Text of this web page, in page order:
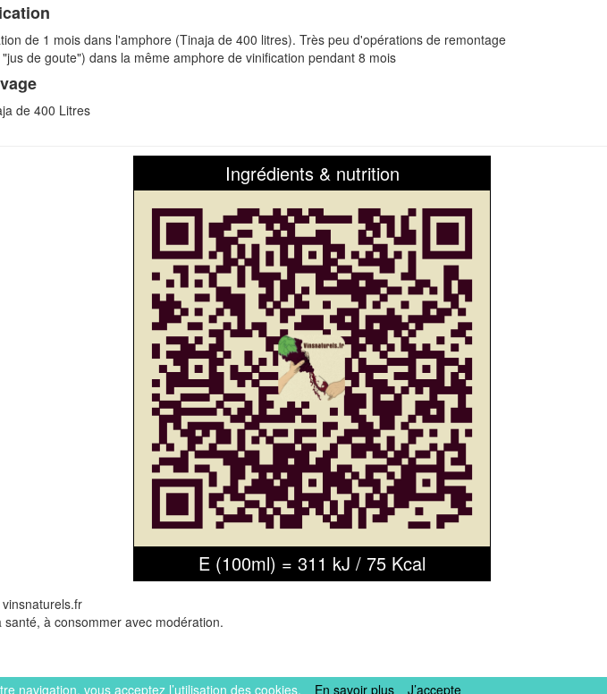
de 1 mois dans l'amphore (Tinaja de 400 litres). Très peu d'opérations de remontage
de goute") dans la même amphore de vinification pendant 8 mois
de 400 Litres
Ingrédients & nutrition
E (100ml) = 311 kJ / 75 Kcal
à consommer avec modération.
navigation, vous acceptez l’utilisation des cookies. En savoir plus J’accepte